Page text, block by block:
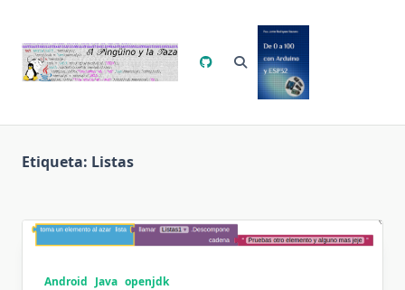
contenido
Etiqueta: Listas
Android Java openjdk